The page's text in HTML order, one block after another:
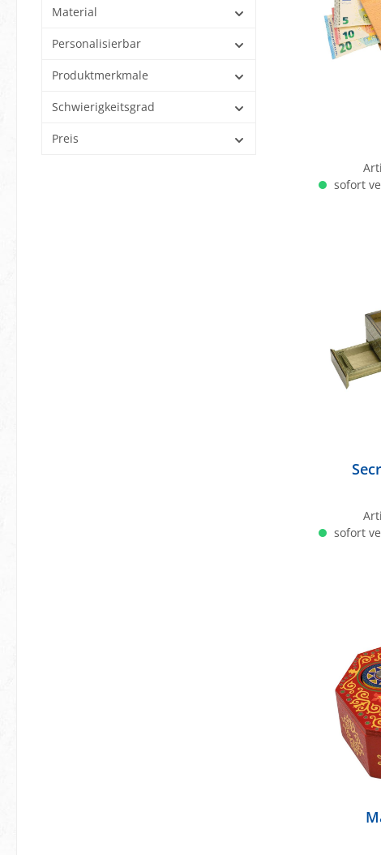
Material
Personalisierbar
Produktmerkmale
Schwierigkeitsgrad
Preis
sofort
sofort